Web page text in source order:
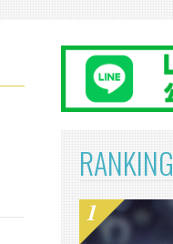
RANKING